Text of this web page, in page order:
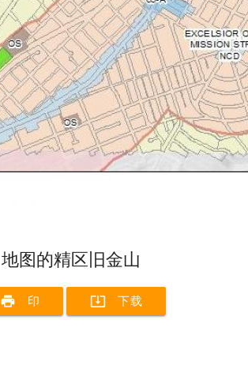
地图的精区旧金山
print 印 system_update_alt 下载